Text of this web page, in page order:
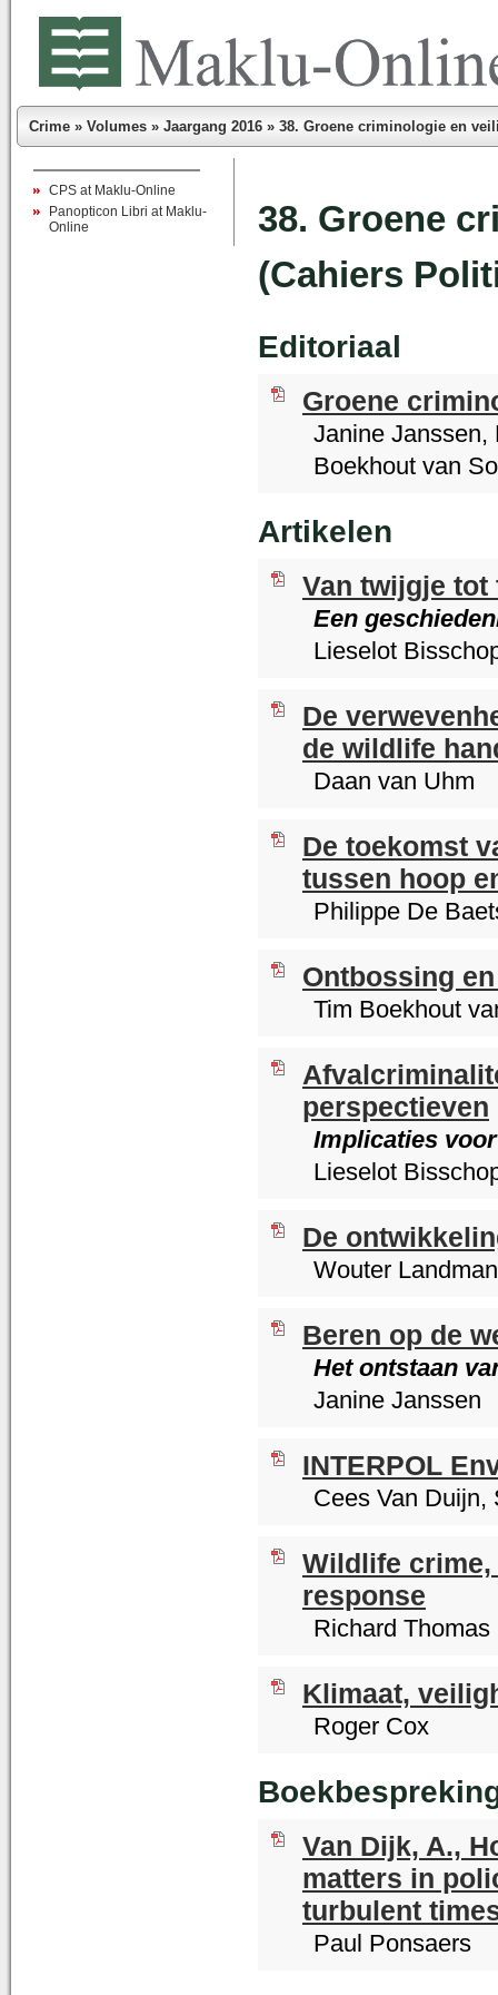
Crime » Volumes » Jaargang 2016 » 38. Groene criminologie en
CPS at Maklu-Online
Panopticon Libri at Maklu-
Online
38. Groene
(Cahiers
Editoriaal
Groene
Janine Janssen,
Boekhout van
Artikelen
Van twijgje tot
Een
Lieselot
De
de wildlife
Daan van Uhm
De toekomst
tussen hoop
Philippe De
Ontbossing
Tim Boekhout
perspectieven
Implicaties
Lieselot
De
Wouter
Beren op de
Het ontstaan
Janine Janssen
INTERPOL
Cees Van Duijn,
Wildlife
response
Richard Thomas
Klimaat,
Roger Cox
Van Dijk, A.,
matters in
turbulent
Paul Ponsaers